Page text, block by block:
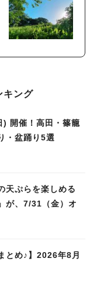
キング
) 開催！高田・篠籠
・盆踊り5選
天ぷらを楽しめる
が、7/31（金）オ
とめ♪】2026年8月